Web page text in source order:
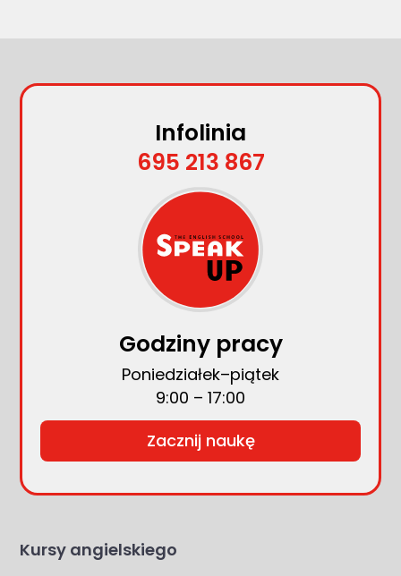
Kursy angielskiego
Infolinia
695 213 867
Godziny pracy
Poniedziałek–piątek
9:00 – 17:00
Zacznij naukę